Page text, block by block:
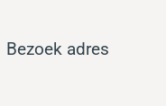
Bezoek adres